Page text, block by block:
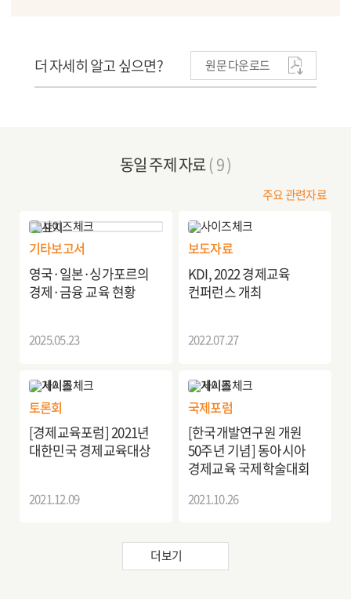
더 자세히 알고 싶으면? 원문 다운로드
동일 주제 자료( 9 )
주요 관련자료
기타보고서
영국·일본·싱가포르의
경제·금융 교육 현황
2025.05.23
보도자료
KDI, 2022 경제교육
컨퍼런스 개최
2022.07.27
토론회
[경제교육포럼] 2021년
대한민국 경제교육대상
2021.12.09
국제포럼
[한국개발연구원 개원
50주년 기념] 동아시아
경제교육 국제학술대회
2021.10.26
더보기